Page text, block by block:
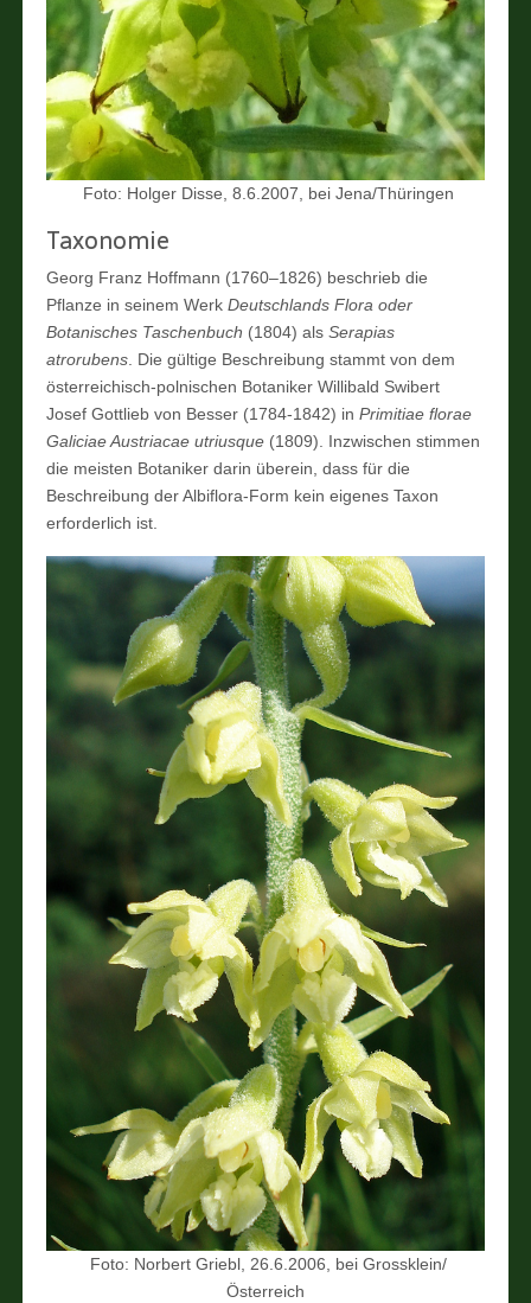
Foto: Holger Disse, 8.6.2007, bei Jena/Thüringen
Taxonomie
Georg Franz Hoffmann (1760–1826) beschrieb die
Pflanze in seinem WerkDeutschlands Flora oder
Botanisches Taschenbuch (1804) alsSerapias
atrorubens . Die gültige Beschreibung stammt von dem
österreichisch-polnischen Botaniker Willibald Swibert
Josef Gottlieb von Besser (1784-1842) inPrimitiae florae
Galiciae Austriacae utriusque (1809). Inzwischen stimmen
die meisten Botaniker darin überein, dass für die
Beschreibung der Albiflora-Form kein eigenes Taxon
erforderlich ist.
Foto: Norbert Griebl, 26.6.2006, bei Grossklein/
Österreich